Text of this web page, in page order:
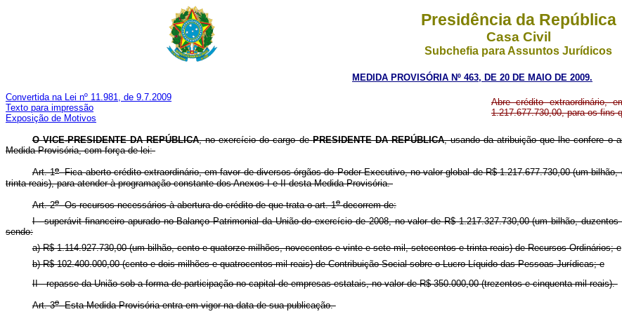
Presidência da República
Casa Civil
Subchefia para Assuntos Jurídicos
MEDIDA PROVISÓRIA Nº 463, DE 20 DE MAIO DE 2009.
Convertida na Lei nº 11.981, de 9.7.2009
Texto para impressão
Exposição de Motivos
Abre crédito extraordinário,
1.217.677.730,00, para os fins
O VICE-PRESIDENTE DA REPÚBLICA, no exercício do cargo dePRESIDENTE DA REPÚBLICA, usando da atribuição que lhe confere o
Medida Provisória, com força de lei:
Art. 1oFica aberto crédito extraordinário, em favor de diversos órgãos do Poder Executivo, no valor global de R$ 1.217.677.730,00 (um
trinta reais), para atender à programação constante dos Anexos I e II desta Medida Provisória.
Art. 2oOs recursos necessários à abertura do crédito de que trata o art. 1odecorrem de:
I - superávit financeiro apurado no Balanço Patrimonial da União do exercício de 2008, no valor de R$ 1.217.327.730,00 (um bilhão,
sendo:
a) R$ 1.114.927.730,00 (um bilhão, cento e quatorze milhões, novecentos e vinte e sete mil, setecentos e trinta reais) de Recursos Ordinários; e
b) R$ 102.400.000,00 (cento e dois milhões e quatrocentos mil reais) de Contribuição Social sobre o Lucro Líquido das Pessoas Jurídicas; e
II - repasse da União sob a forma de participação no capital de empresas estatais, no valor de R$ 350.000,00 (trezentos e cinquenta mil reais).
Art. 3oEsta Medida Provisória entra em vigor na data de sua publicação.